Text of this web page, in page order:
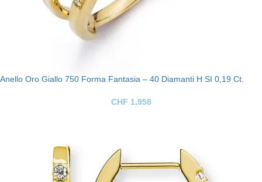
Anello Oro Giallo 750 Forma Fantasia – 40 Diamanti H SI 0,19 Ct.
CHF 1,958